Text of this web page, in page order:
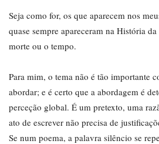
Seja como for, os que aparecem nos
quase sempre apareceram na História
morte ou o tempo.
Para mim, o tema não é tão importante
abordar; e é certo que a abordagem é
perceção global. É um pretexto, uma
ato de escrever não precisa de
Se num poema, a palavra silêncio se